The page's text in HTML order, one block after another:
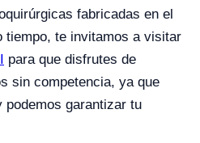
fabricadas en el
tiempo, te invitamos a visitar
para que disfrutes de
sin competencia, ya que
podemos garantizar tu